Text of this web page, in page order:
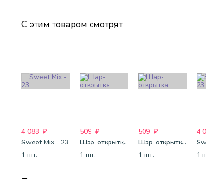
С этим товаром смотрят
4 088 ₽
Sweet Mix - 23
1 шт.
509 ₽
Шар-открытка "Сердце" (45 см) - 2
1 шт.
509 ₽
Шар-открытка "Звезда" (45 см) - 1
1 шт.
4 088
1 шт.